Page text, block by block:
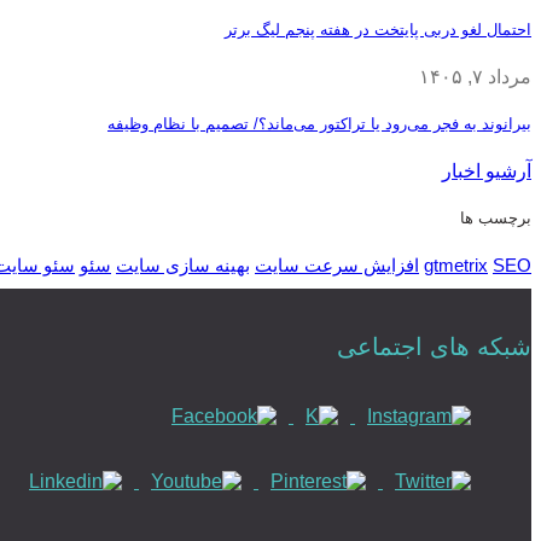
احتمال لغو دربی پایتخت در هفته پنجم لیگ برتر
مرداد ۷, ۱۴۰۵
بیرانوند به فجر می‌رود یا تراکتور می‌ماند؟/ تصمیم با نظام وظیفه
آرشیو اخبار
برچسب ها
gtmetrix SEO افزایش سرعت سایت بهینه سازی سایت سئو سئو
شبکه های اجتماعی